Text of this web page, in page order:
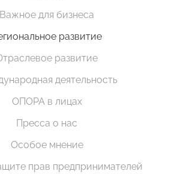
Важное для бизнеса
развитие
развитие
деятельность
ОПОРА в лицах
Пресса о нас
Особое мнение
прав предпринимателей